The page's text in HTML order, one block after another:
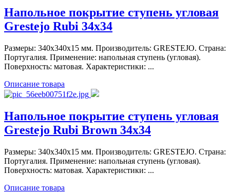
Напольное покрытие ступень угловая
Grestejo Rubi 34x34
Размеры: 340x340x15 мм. Производитель: GRESTEJO. Страна:
Португалия. Применение: напольная ступень (угловая).
Поверхность: матовая. Характеристики: ...
Описание товара
Напольное покрытие ступень угловая
Grestejo Rubi Brown 34x34
Размеры: 340x340x15 мм. Производитель: GRESTEJO. Страна:
Португалия. Применение: напольная ступень (угловая).
Поверхность: матовая. Характеристики: ...
Описание товара